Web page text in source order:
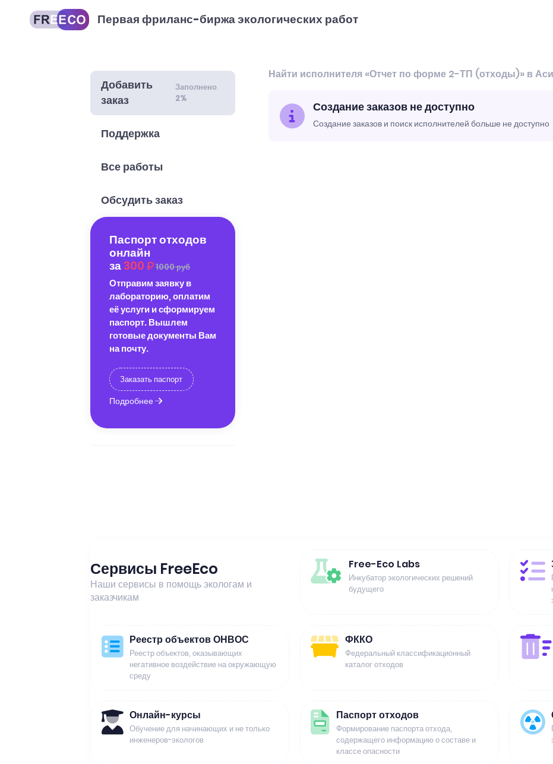
Первая фриланс-биржа экологических работ
Добавить
заказ
Заполнено
2%
Поддержка
Все работы
Обсудить заказ
Паспорт отходов
онлайн
за300 1000 руб
Отправим заявку в
лабораторию, оплатим
её услуги и сформируем
паспорт. Вышлем
готовые документы Вам
на почту.
Заказать паспорт
Подробнее
Найти исполнителя «Отчет по форме 2-ТП (отходы)» в
Создание заказов не доступно
Создание заказов и поиск исполнителей больше не доступно
Сервисы FreeEco
Наши сервисы в помощь экологам и
заказчикам
Free-Eco Labs
Инкубатор экологических решений
будущего
Реестр объектов ОНВОС
Реестр объектов, оказывающих
негативное воздействие на окружающую
среду
ФККО
Федеральный классификационный
каталог отходов
Онлайн-курсы
Обучение для начинающих и не только
инженеров-экологов
Паспорт отходов
Формирование паспорта отхода,
содержащего информацию о составе и
классе опасности